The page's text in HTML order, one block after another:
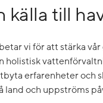
källa till
vi för att stärka
holistisk
erfarenheter och
och uppströms